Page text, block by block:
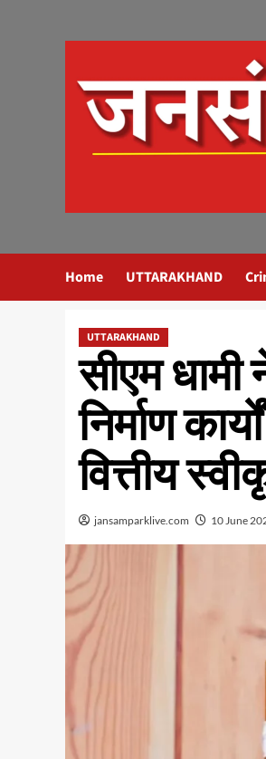
Home UTTARAKHAND
UTTARAKHAND
सीएम
निर्माण
वित्तीय
jansamparklive.com 10 June